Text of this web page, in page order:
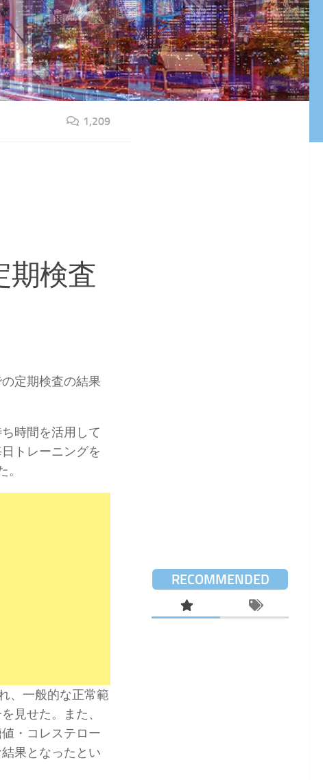
1,209
期検査
定期検査の結果
時間を活用して
トレーニングを
、一般的な正常範
見せた。また、
・コレステロー
果となったとい
RECOMMENDED